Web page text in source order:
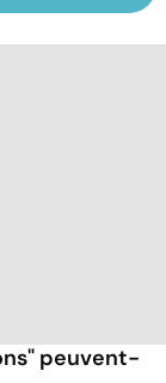
peuvent-